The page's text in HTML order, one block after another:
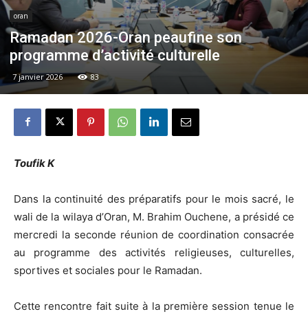
oran
Ramadan 2026-Oran peaufine son
programme d’activité culturelle
7 janvier 2026 83
Toufik K
Dans la continuité des préparatifs pour le mois sacré, le
wali de la wilaya d’Oran, M. Brahim Ouchene, a présidé ce
mercredi la seconde réunion de coordination consacrée
au programme des activités religieuses, culturelles,
sportives et sociales pour le Ramadan.
Cette rencontre fait suite à la première session tenue le